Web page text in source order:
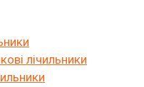
лічильники